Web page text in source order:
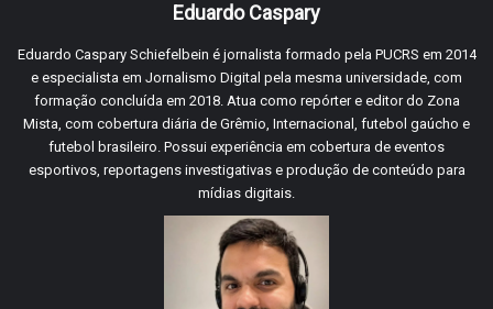
Eduardo Caspary
Eduardo Caspary Schiefelbein é jornalista formado pela PUCRS em 2014
e especialista em Jornalismo Digital pela mesma universidade, com
formação concluída em 2018. Atua como repórter e editor do Zona
Mista, com cobertura diária de Grêmio, Internacional, futebol gaúcho e
futebol brasileiro. Possui experiência em cobertura de eventos
esportivos, reportagens investigativas e produção de conteúdo para
mídias digitais.